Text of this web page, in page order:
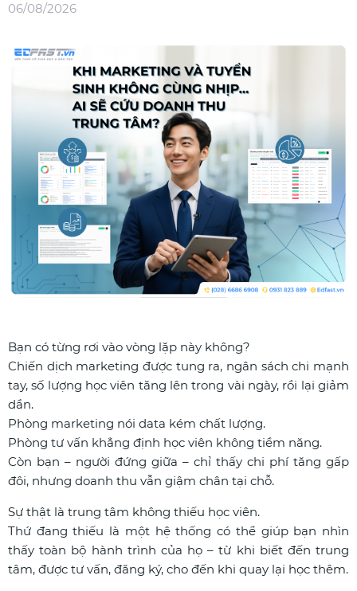
06/08/2026
Bạn có từng rơi vào vòng lặp này không?
Chiến dịch marketing được tung ra, ngân sách chi mạnh
tay, số lượng học viên tăng lên trong vài ngày, rồi lại giảm
dần.
Phòng marketing nói data kém chất lượng.
Phòng tư vấn khẳng định học viên không tiềm năng.
Còn bạn – người đứng giữa – chỉ thấy chi phí tăng gấp
đôi, nhưng doanh thu vẫn giậm chân tại chỗ.
Sự thật là trung tâm không thiếu học viên.
Thứ đang thiếu là một hệ thống có thể giúp bạn nhìn
thấy toàn bộ hành trình của họ – từ khi biết đến trung
tâm, được tư vấn, đăng ký, cho đến khi quay lại học thêm.